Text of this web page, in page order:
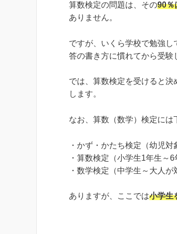
算数検定の問題は、その90％
ありません。
ですが、いくら学校で勉強
答の書き方に慣れてから受験
では、算数検定を受けると
します。
なお、算数（数学）検定には
・かず・かたち検定（幼児対
・算数検定（小学生1年生～
・数学検定（中学生～大人が
ありますが、ここでは小学生